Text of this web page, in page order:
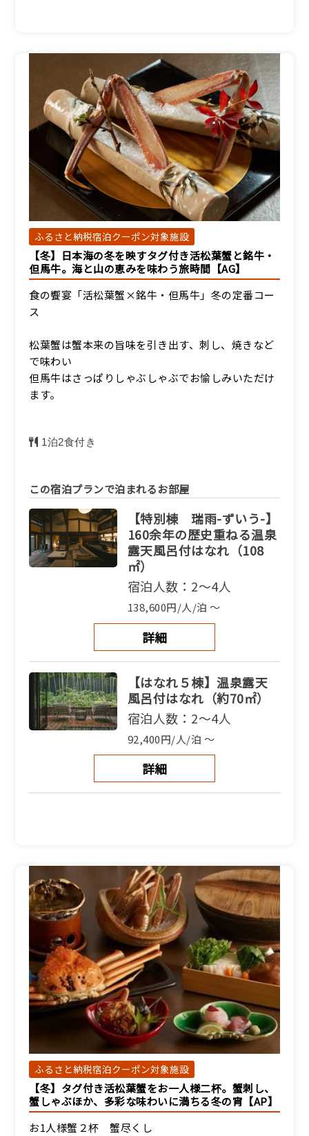
ふるさと納税宿泊クーポン対象施設
【冬】日本海の冬を映すタグ付き活松葉蟹と銘牛・
但馬牛。海と山の恵みを味わう旅時間【AG】
食の饗宴「活松葉蟹×銘牛・但馬牛」冬の定番コー
ス
松葉蟹は蟹本来の旨味を引き出す、刺し、焼きなど
で味わい
但馬牛はさっぱりしゃぶしゃぶでお愉しみいただけ
ます。
1泊2食付き
この宿泊プランで泊まれるお部屋
【特別棟 瑞雨-ずいう-】
160余年の歴史重ねる温泉
露天風呂付はなれ（108
㎡）
宿泊人数：2～4人
138,600円/人/泊 ～
詳細
【はなれ５棟】温泉露天
風呂付はなれ（約70㎡）
宿泊人数：2～4人
92,400円/人/泊 ～
詳細
ふるさと納税宿泊クーポン対象施設
【冬】タグ付き活松葉蟹をお一人様二杯。蟹刺し、
蟹しゃぶほか、多彩な味わいに満ちる冬の宵【AP】
お1人様蟹２杯 蟹尽くし